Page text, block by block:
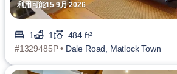
利用可能15 9月 2026
1 1
484 ft²
#1329485P • Dale Road, Matlock Town